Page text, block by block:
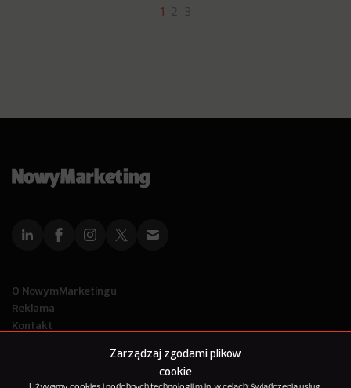
Zarządzaj zgodami plików
cookie
1 2 3
O NowymMarketingu
Reklama
Kontakt